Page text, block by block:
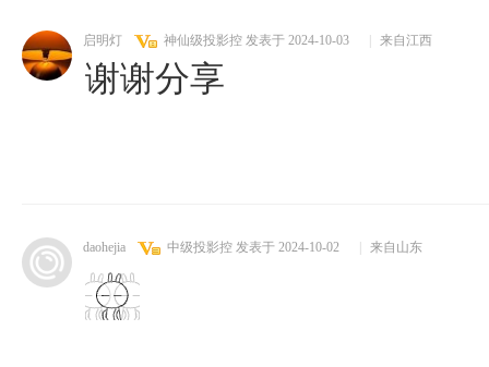
启明灯 神仙级投影控 发表于 2024-10-03 来自江西
谢谢分享
daohejia 中级投影控 发表于 2024-10-02 来自山东